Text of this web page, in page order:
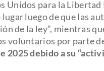
Unidos para la
luego de que las
de la ley”, mientras
voluntarios por parte
2025 debido a su